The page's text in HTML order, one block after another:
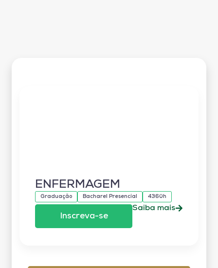
ENFERMAGEM
Graduação Bacharel Presencial 4360h
Inscreva-se
Saiba mais